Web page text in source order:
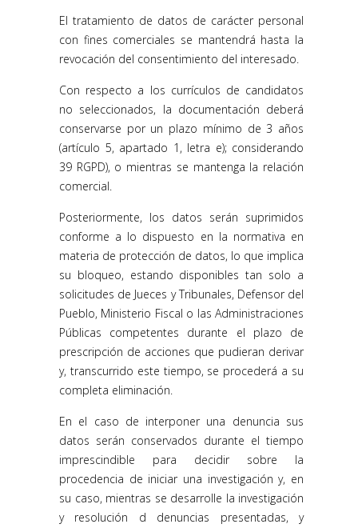
El tratamiento de datos de carácter personal
con fines comerciales se mantendrá hasta la
revocación del consentimiento del interesado.
Con respecto a los currículos de candidatos
no seleccionados, la documentación deberá
conservarse por un plazo mínimo de 3 años
(artículo 5, apartado 1, letra e); considerando
39 RGPD), o mientras se mantenga la relación
comercial.
Posteriormente, los datos serán suprimidos
conforme a lo dispuesto en la normativa en
materia de protección de datos, lo que implica
su bloqueo, estando disponibles tan solo a
solicitudes de Jueces y Tribunales, Defensor del
Pueblo, Ministerio Fiscal o las Administraciones
Públicas competentes durante el plazo de
prescripción de acciones que pudieran derivar
y, transcurrido este tiempo, se procederá a su
completa eliminación.
En el caso de interponer una denuncia sus
datos serán conservados durante el tiempo
imprescindible para decidir sobre la
procedencia de iniciar una investigación y, en
su caso, mientras se desarrolle la investigación
y resolución d denuncias presentadas, y